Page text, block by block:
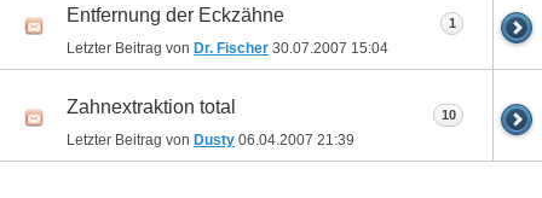
Entfernung der Eckzähne
Letzter Beitrag von Dr. Fischer 30.07.2007 15:04
1
Zahnextraktion total
Letzter Beitrag von Dusty 06.04.2007 21:39
10